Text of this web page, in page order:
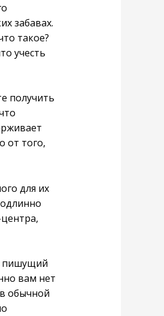
забавах.
такое?
учесть
получить
от того,
для их
пишущий
вам нет
обычной